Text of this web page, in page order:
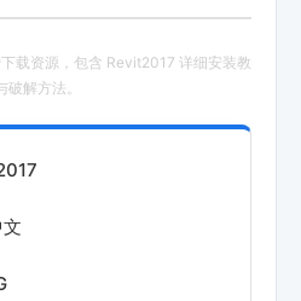
载资源，包含 Revit2017 详细安装教
破解方法。